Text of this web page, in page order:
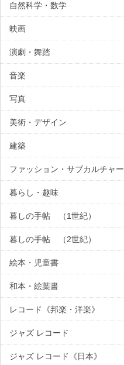
自然科学・数学
映画
演劇・舞踏
音楽
写真
美術・デザイン
建築
ファッション・サブカルチャー
暮らし・趣味
暮しの手帖 （1世紀）
暮しの手帖 （2世紀）
絵本・児童書
和本・絵葉書
レコード《邦楽・洋楽》
ジャズ レコード
ジャズ レコード《日本》